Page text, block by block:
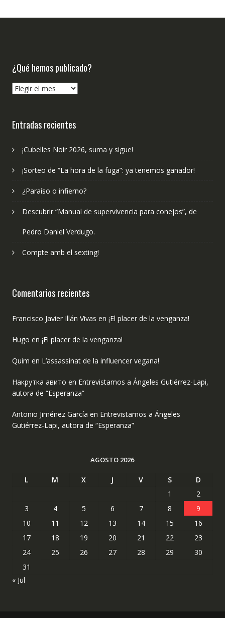
¿Qué hemos publicado?
¿Qué
Entradas recientes
¡Cubelles Noir 2026, suma y sigue!
¡Sorteo de “La hora de la fuga”: ya tenemos ganador!
¿Paraíso o infierno?
Descubrir “Manual de supervivencia para conejos”, de
Pedro Daniel Verdugo.
Compte amb el sexting!
Comentarios recientes
Francisco Javier Illán Vivas en ¡El placer de la venganza!
Hugo en ¡El placer de la venganza!
Quim en L’assassinat de la influencer vegana!
Накрутка авито en Entrevistamos a Ángeles Gutiérrez-Lapi,
autora de “Esperanza”
Antonio Jiménez García en Entrevistamos a Ángeles
Gutiérrez-Lapi, autora de “Esperanza”
AGOSTO 2026
L M X J V S
D
1
2
3
4 5 6 7 8
9
10
11 12 13 14 15
16
17
18 19 20 21 22
23
24
25 26 27 28 29
30
31
« Jul